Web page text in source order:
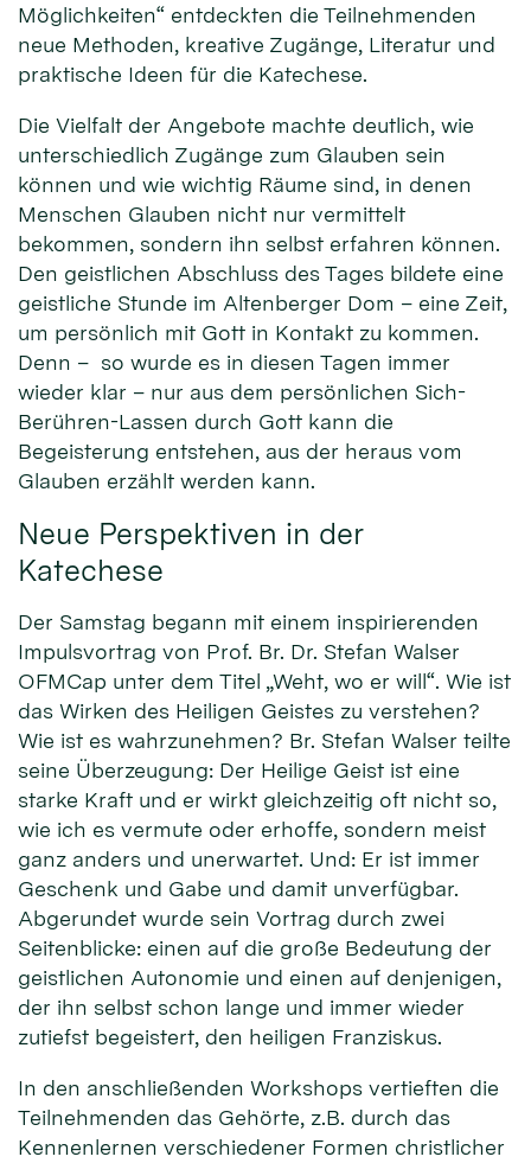
Möglichkeiten“ entdeckten die Teilnehmenden
neue Methoden, kreative Zugänge, Literatur und
praktische Ideen für die Katechese.
Die Vielfalt der Angebote machte deutlich, wie
unterschiedlich Zugänge zum Glauben sein
können und wie wichtig Räume sind, in denen
Menschen Glauben nicht nur vermittelt
bekommen, sondern ihn selbst erfahren können.
Den geistlichen Abschluss des Tages bildete eine
geistliche Stunde im Altenberger Dom – eine Zeit,
um persönlich mit Gott in Kontakt zu kommen.
Denn – so wurde es in diesen Tagen immer
wieder klar – nur aus dem persönlichen Sich-
Berühren-Lassen durch Gott kann die
Begeisterung entstehen, aus der heraus vom
Glauben erzählt werden kann.
Neue Perspektiven in der
Katechese
Der Samstag begann mit einem inspirierenden
Impulsvortrag von Prof. Br. Dr. Stefan Walser
OFMCap unter dem Titel „Weht, wo er will“. Wie ist
das Wirken des Heiligen Geistes zu verstehen?
Wie ist es wahrzunehmen? Br. Stefan Walser teilte
seine Überzeugung: Der Heilige Geist ist eine
starke Kraft und er wirkt gleichzeitig oft nicht so,
wie ich es vermute oder erhoffe, sondern meist
ganz anders und unerwartet. Und: Er ist immer
Geschenk und Gabe und damit unverfügbar.
Abgerundet wurde sein Vortrag durch zwei
Seitenblicke: einen auf die große Bedeutung der
geistlichen Autonomie und einen auf denjenigen,
der ihn selbst schon lange und immer wieder
zutiefst begeistert, den heiligen Franziskus.
In den anschließenden Workshops vertieften die
Teilnehmenden das Gehörte, z.B. durch das
Kennenlernen verschiedener Formen christlicher